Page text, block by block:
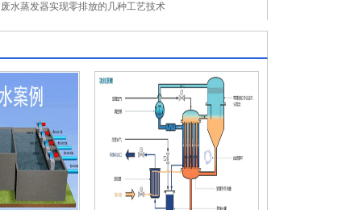
废水蒸发器实现零排放的几种工艺技术